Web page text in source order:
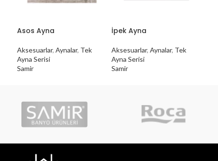
Asos Ayna
Aksesuarlar, Aynalar, Tek
Ayna Serisi
Samir
İpek Ayna
Aksesuarlar, Aynalar, Tek
Ayna Serisi
Samir